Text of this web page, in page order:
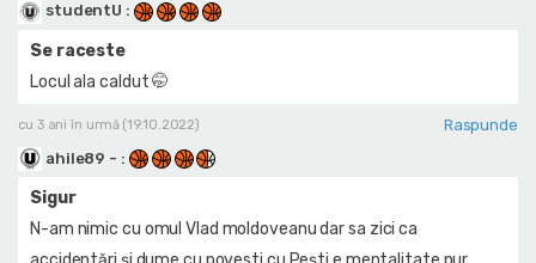
studentU :
Se raceste
Locul ala caldut 🤭
cu 3 ani în urmă (19.10.2022)
Raspunde
ahile89 - :
Sigur
N-am nimic cu omul Vlad moldoveanu dar sa zici ca